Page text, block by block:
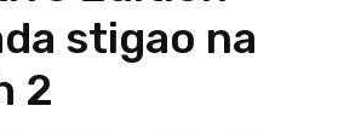
stigao na
2